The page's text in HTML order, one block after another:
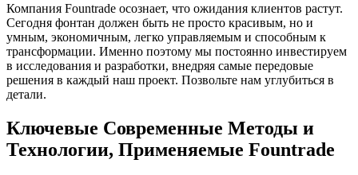
Компания Fountrade осознает, что ожидания клиентов растут.
Сегодня фонтан должен быть не просто красивым, но и
умным, экономичным, легко управляемым и способным к
трансформации. Именно поэтому мы постоянно инвестируем
в исследования и разработки, внедряя самые передовые
решения в каждый наш проект. Позвольте нам углубиться в
детали.
Ключевые Современные Методы и
Технологии, Применяемые Fountrade